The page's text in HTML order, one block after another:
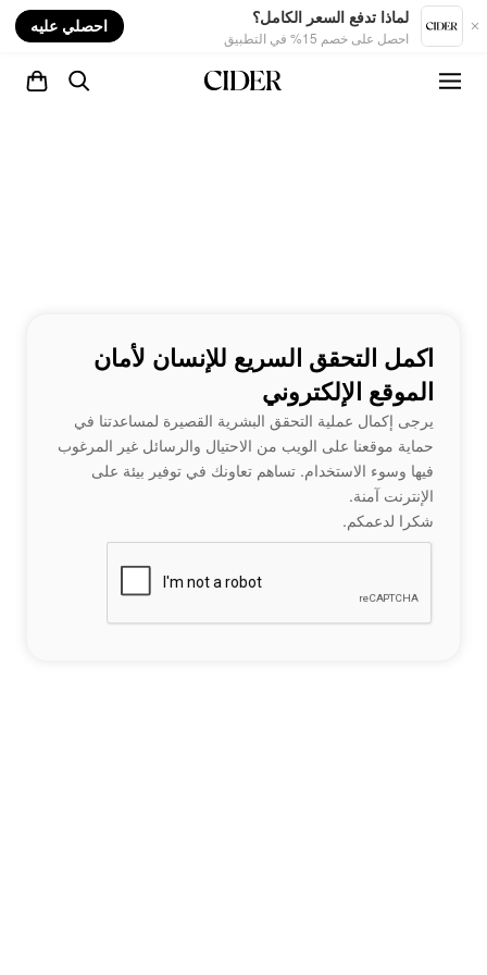
لماذا تدفع السعر الكامل؟
احصل على خصم 15% في التطبيق
احصلي عليه
اكمل التحقق السريع للإنسان لأمان
الموقع الإلكتروني
يرجى إكمال عملية التحقق البشرية القصيرة لمساعدتنا في
حماية موقعنا على الويب من الاحتيال والرسائل غير المرغوب
فيها وسوء الاستخدام. تساهم تعاونك في توفير بيئة على
الإنترنت آمنة.
شكرا لدعمكم.